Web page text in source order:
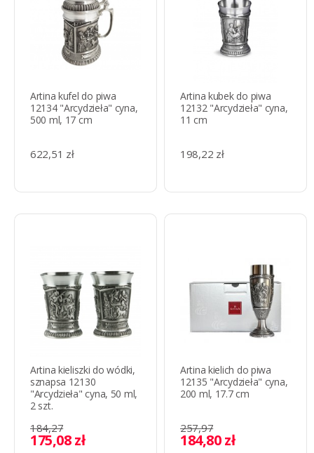
Artina kufel do piwa
12134 "Arcydzieła" cyna,
500 ml, 17 cm
622,51 zł
Artina kubek do piwa
12132 "Arcydzieła" cyna,
11 cm
198,22 zł
Artina kieliszki do wódki,
sznapsa 12130
"Arcydzieła" cyna, 50 ml,
2 szt.
184,27
175,08 zł
Artina kielich do piwa
12135 "Arcydzieła" cyna,
200 ml, 17.7 cm
257,97
184,80 zł